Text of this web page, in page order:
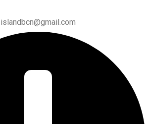
islandbcn@gmail.com